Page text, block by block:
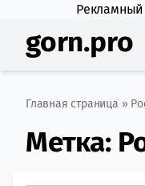
gorn.pro
Главная страница »
Метка: